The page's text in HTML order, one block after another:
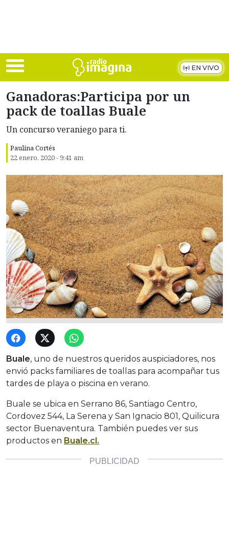
EN VIVO
Ganadoras:Participa por un
pack de toallas Buale
Un concurso veraniego para ti.
Paulina Cortés
22 enero, 2020 - 9:41 am
Buale, uno de nuestros queridos auspiciadores, nos
envió packs familiares de toallas para acompañar tus
tardes de playa o piscina en verano.
Buale se ubica en Serrano 86, Santiago Centro,
Cordovez 544, La Serena y San Ignacio 801, Quilicura
sector Buenaventura. También puedes ver sus
productos en Buale.cl.